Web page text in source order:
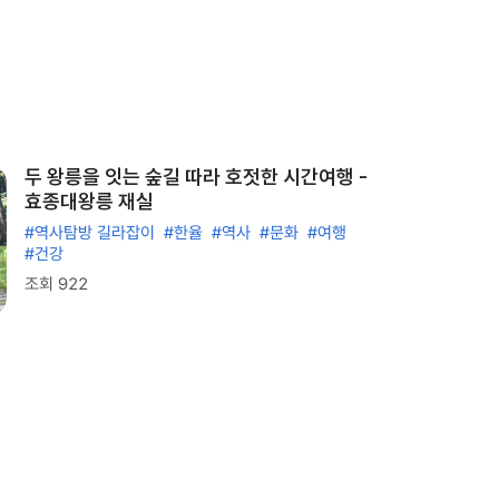
두 왕릉을 잇는 숲길 따라 호젓한 시간여행 -
효종대왕릉 재실
#역사탐방 길라잡이 #한율 #역사 #문화 #여행
#건강
조회 922